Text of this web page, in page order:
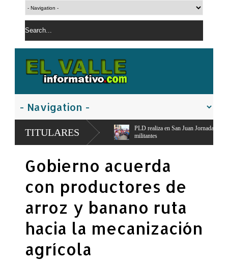
TITULARESPLD realiza en San Juan Jornada de Esfuerzo Concentrado,moviliza
militantes
Gobierno acuerda
con productores de
arroz y banano ruta
hacia la mecanización
agrícola